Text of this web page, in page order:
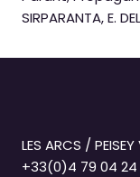
SIRPARANTA, E.
LES ARCS / PEISEY
+33(0)4 79 04 24